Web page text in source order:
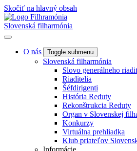
Skočiť na hlavný obsah
Slovenská filharmónia
O nás Toggle submenu
Slovenská filharmónia
Slovo generálneho
Riaditelia
Šéfdirigenti
História Reduty
Rekonštrukcia Reduty
Organ v Slovenskej
Konkurzy
Virtuálna prehliadka
Klub priateľov
Informácie